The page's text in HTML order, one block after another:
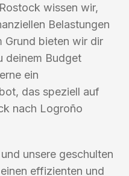
wissen wir,
Belastungen
Grund bieten wir dir
deinem Budget
ein
das speziell auf
nach Logroño
unsere geschulten
effizienten und